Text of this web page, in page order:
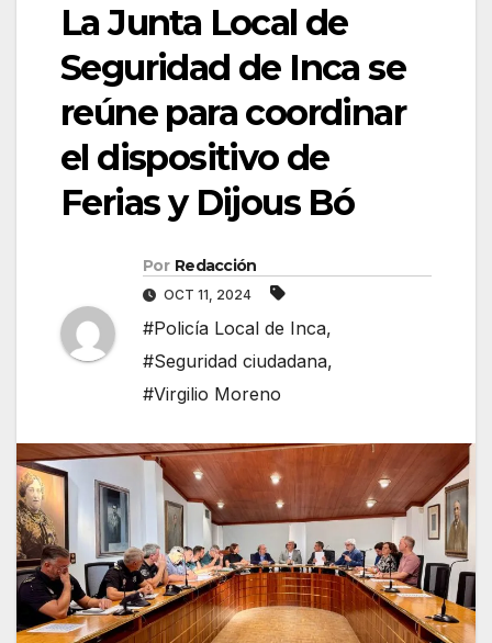
La Junta Local de
Seguridad de Inca se
reúne para coordinar
el dispositivo de
Ferias y Dijous Bó
Por Redacción
OCT 11, 2024
#Policía Local de Inca,
#Seguridad ciudadana,
#Virgilio Moreno